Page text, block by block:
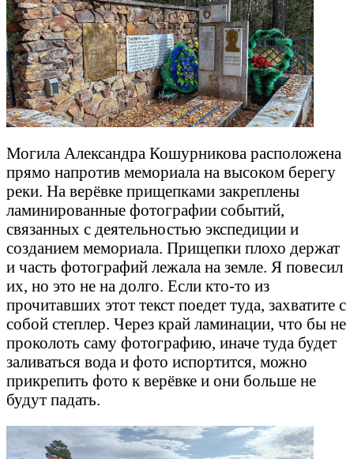
Могила Александра Кошурникова расположена
прямо напротив мемориала на высоком берегу
реки. На верёвке прищепками закреплены
ламинированные фотографии событий,
связанных с деятельностью экспедиции и
созданием мемориала. Прищепки плохо держат
и часть фотографий лежала на земле. Я повесил
их, но это не на долго. Если кто-то из
прочитавших этот текст поедет туда, захватите с
собой степлер. Через край ламинации, что бы не
проколоть саму фотографию, иначе туда будет
заливаться вода и фото испортится, можно
прикрепить фото к верёвке и они больше не
будут падать.